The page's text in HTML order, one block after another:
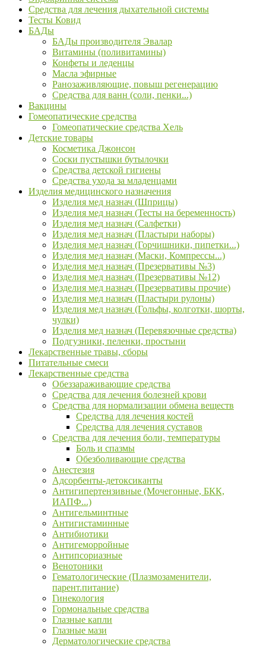
Средства для лечения дыхательной системы
Тесты Ковид
БАДы
БАДы производителя Эвалар
Витамины (поливитамины)
Конфеты и леденцы
Масла эфирные
Ранозаживляющие, повыш регенерацию
Средства для ванн (соли, пенки...)
Вакцины
Гомеопатические средства
Гомеопатические средства Хель
Детские товары
Косметика Джонсон
Соски пустышки бутылочки
Средства детской гигиены
Средства ухода за младенцами
Изделия медицинского назначения
Изделия мед назнач (Шприцы)
Изделия мед назнач (Тесты на беременность)
Изделия мед назнач (Салфетки)
Изделия мед назнач (Пластыри наборы)
Изделия мед назнач (Горчишники, пипетки...)
Изделия мед назнач (Маски, Компрессы...)
Изделия мед назнач (Презервативы №3)
Изделия мед назнач (Презервативы №12)
Изделия мед назнач (Презервативы прочие)
Изделия мед назнач (Пластыри рулоны)
Изделия мед назнач (Гольфы, колготки, шорты,
чулки)
Изделия мед назнач (Перевязочные средства)
Подгузники, пеленки, простыни
Лекарственные травы, сборы
Питательные смеси
Лекарственные средства
Обеззараживающие средства
Средства для лечения болезней крови
Средства для нормализации обмена веществ
Средства для лечения костей
Средства для лечения суставов
Средства для лечения боли, температуры
Боль и спазмы
Обезболивающие средства
Анестезия
Адсорбенты-детоксиканты
Антигипертензивные (Мочегонные, БКК,
ИАПФ...)
Антигельминтные
Антигистаминные
Антибиотики
Антигеморройные
Антипсориазные
Венотоники
Гематологические (Плазмозаменители,
парент.питание)
Гинекология
Гормональные средства
Глазные капли
Глазные мази
Дерматологические средства